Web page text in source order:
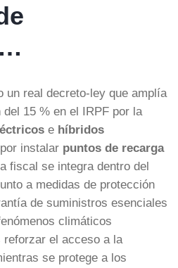
un real decreto-ley que amplía
15 % en el IRPF por la
e híbridos
instalar puntos de recarga
fiscal se integra dentro del
a medidas de protección
de suministros esenciales
climáticos
el acceso a la
se protege a los